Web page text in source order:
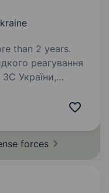
than 2 years.
реагування
України,
forces